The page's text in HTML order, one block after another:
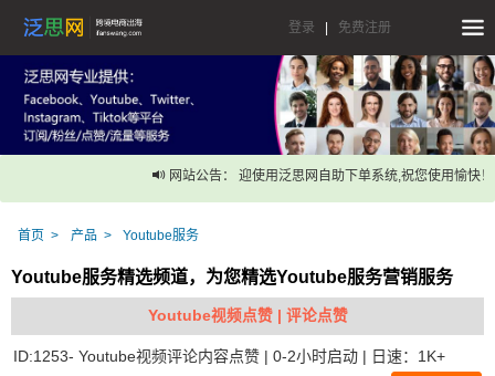
登录 免费注册
网站公告： 迎使用泛思网自助下单系统,祝您使用愉快！
首页 产品 Youtube服务
Youtube服务精选频道，为您精选Youtube服务营销服务
Youtube视频点赞 | 评论点赞
ID:1253- Youtube视频评论内容点赞 | 0-2小时启动 | 日速：1K+